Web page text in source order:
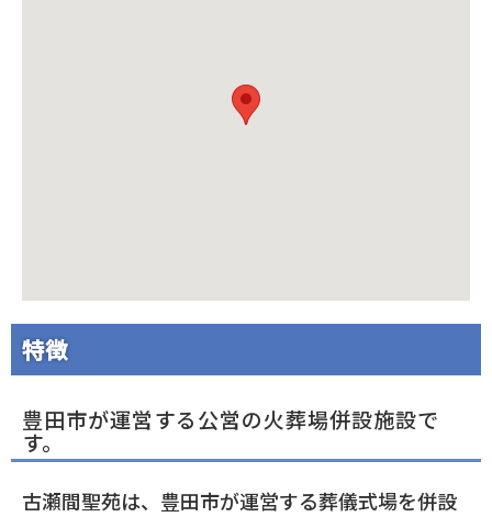
特徴
豊田市が運営する公営の火葬場併設施設で
す。
古瀬間聖苑は、豊田市が運営する葬儀式場を併設